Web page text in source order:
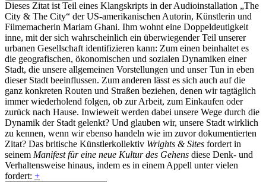
Dieses Zitat ist Teil eines Klangskripts in der Audioinstallation „The
City & The City“ der US-amerikanischen Autorin, Künstlerin und
Filmemacherin Mariam Ghani. Ihm wohnt eine Doppeldeutigkeit
inne, mit der sich wahrscheinlich ein überwiegender Teil unserer
urbanen Gesellschaft identifizieren kann: Zum einen beinhaltet es
die geografischen, ökonomischen und sozialen Dynamiken einer
Stadt, die unsere allgemeinen Vorstellungen und unser Tun in eben
dieser Stadt beeinflussen. Zum anderen lässt es sich auch auf die
ganz konkreten Routen und Straßen beziehen, denen wir tagtäglich
immer wiederholend folgen, ob zur Arbeit, zum Einkaufen oder
zurück nach Hause. Inwieweit werden dabei unsere Wege durch die
Dynamik der Stadt gelenkt? Und glauben wir, unsere Stadt wirklich
zu kennen, wenn wir ebenso handeln wie im zuvor dokumentierten
Zitat? Das britische Künstlerkollektiv Wrights & Sites fordert in
seinem Manifest für eine neue Kultur des Gehens diese Denk- und
Verhaltensweise hinaus, indem es in einem Appell unter vielen
fordert: +